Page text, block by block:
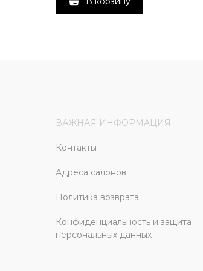
ВАЖНАЯ ИНФОРМАЦИЯ
Контакты
Адреса салонов
Политика возврата
Конфиденциальность и защита
персональных данных